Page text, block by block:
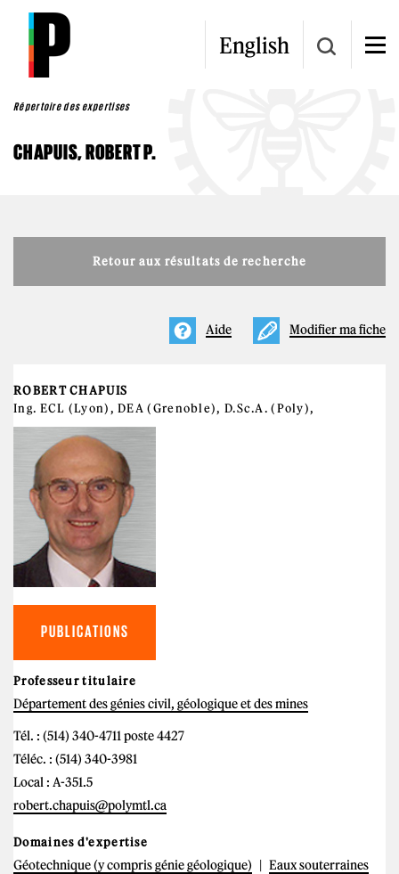
Aller au contenu principal
English
Répertoire des expertises
CHAPUIS, ROBERT P.
Retour aux résultats de recherche
Modifier ma fiche
Aide
ROBERT CHAPUIS
Ing. ECL (Lyon), DEA (Grenoble), D.Sc.A. (Poly),
PUBLICATIONS
Professeur titulaire
Département des génies civil, géologique et des mines
Tél. : (514) 340-4711 poste 4427
Téléc. : (514) 340-3981
Local : A-351.5
robert.chapuis@polymtl.ca
Domaines d'expertise
Géotechnique (y compris génie géologique) Eaux souterraines